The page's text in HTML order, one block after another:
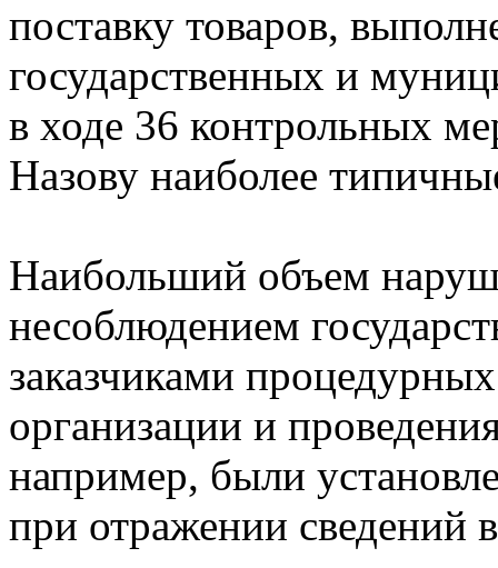
поставку товаров,
государственных и
в ходе 36 контрольных
Назову наиболее
Наибольший объем
несоблюдением
заказчиками
организации и
например, были
при отражении сведений